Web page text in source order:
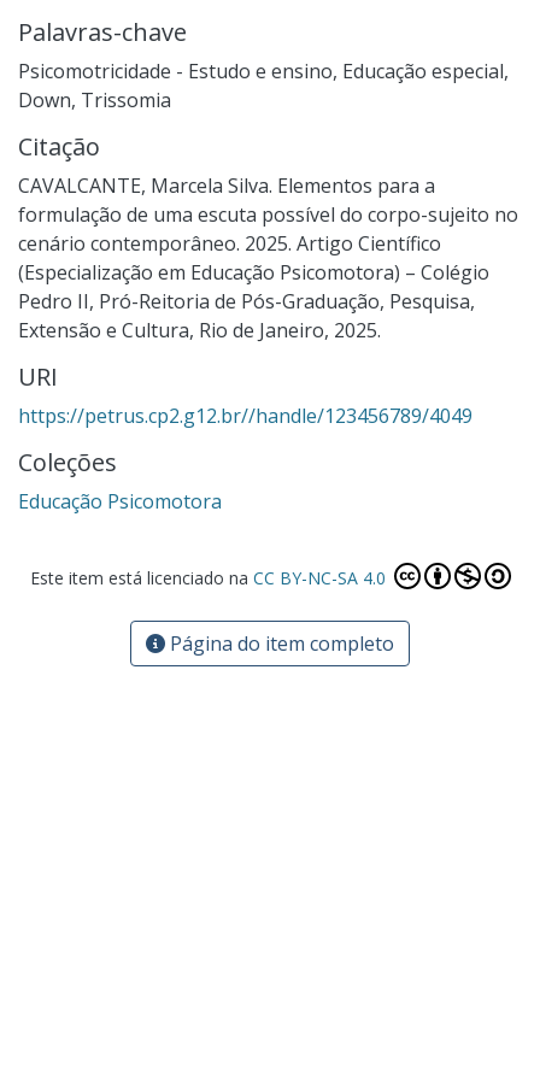
Palavras-chave
Psicomotricidade - Estudo e ensino, Educação especial,
Down, Trissomia
Citação
CAVALCANTE, Marcela Silva. Elementos para a
formulação de uma escuta possível do corpo-sujeito no
cenário contemporâneo. 2025. Artigo Científico
(Especialização em Educação Psicomotora) – Colégio
Pedro II, Pró-Reitoria de Pós-Graduação, Pesquisa,
Extensão e Cultura, Rio de Janeiro, 2025.
URI
https://petrus.cp2.g12.br//handle/123456789/4049
Coleções
Educação Psicomotora
Este item está licenciado na CC BY-NC-SA 4.0
Página do item completo